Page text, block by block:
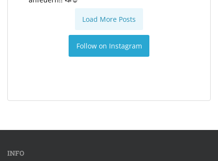
Load More Posts
Follow on Instagram
INFO